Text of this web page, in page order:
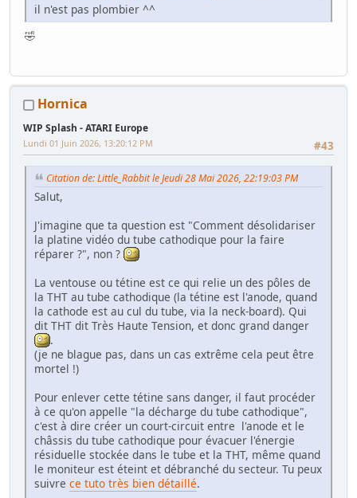
il n'est pas plombier ^^
🤣
Hornica
WIP Splash - ATARI Europe
#43
Lundi 01 Juin 2026, 13:20:12 PM
Citation de: Little_Rabbit le Jeudi 28 Mai 2026, 22:19:03 PM
Salut,
J'imagine que ta question est "Comment désolidariser
la platine vidéo du tube cathodique pour la faire
réparer ?", non ?
La ventouse ou tétine est ce qui relie un des pôles de
la THT au tube cathodique (la tétine est l'anode, quand
la cathode est au cul du tube, via la neck-board). Qui
dit THT dit Très Haute Tension, et donc grand danger
.
(je ne blague pas, dans un cas extrême cela peut être
mortel !)
Pour enlever cette tétine sans danger, il faut procéder
à ce qu'on appelle "la décharge du tube cathodique",
c'est à dire créer un court-circuit entre l'anode et le
châssis du tube cathodique pour évacuer l'énergie
résiduelle stockée dans le tube et la THT, même quand
le moniteur est éteint et débranché du secteur. Tu peux
suivre ce tuto très bien détaillé.